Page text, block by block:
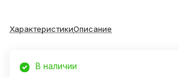
ХарактеристикиОписание
В наличии